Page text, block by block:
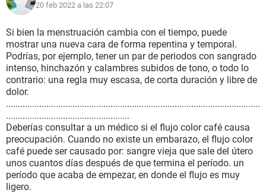
20 feb 2022 a las 22:07
Si bien la menstruación cambia con el tiempo, puede
mostrar una nueva cara de forma repentina y temporal.
Podrías, por ejemplo, tener un par de periodos con sangrado
intenso, hinchazón y calambres subidos de tono, o todo lo
contrario: una regla muy escasa, de corta duración y libre de
dolor.
...........................................................................................................
....................................................
Deberías consultar a un médico si el flujo color café causa
preocupación. Cuando no existe un embarazo, el flujo color
café puede ser causado por: sangre vieja que sale del útero
unos cuantos días después de que termina el período. un
período que acaba de empezar, en donde el flujo es muy
ligero.